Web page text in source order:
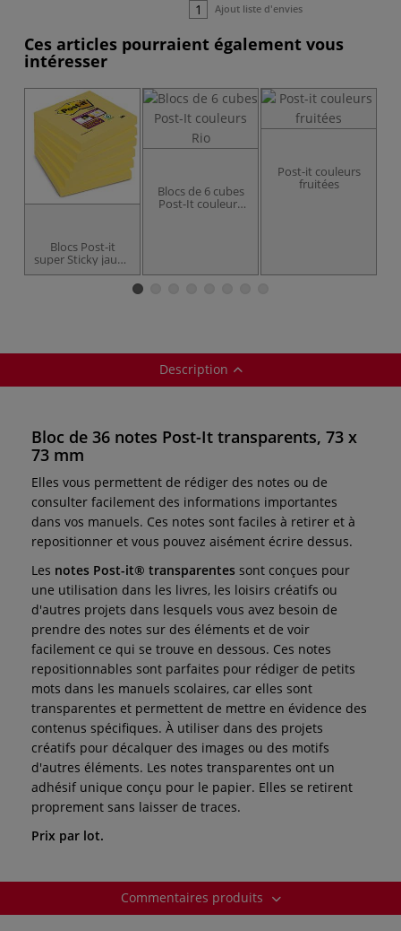
Ajout liste d'envies
Ces articles pourraient également vous
intéresser
Blocs Post-it
super Sticky jaune
pastel
Blocs de 6 cubes
Post-It couleurs
Post-it couleurs
fruitées
Description
Bloc de 36 notes Post-It transparents, 73 x
73 mm
Elles vous permettent de rédiger des notes ou de
consulter facilement des informations importantes
dans vos manuels. Ces notes sont faciles à retirer et à
repositionner et vous pouvez aisément écrire dessus.
Les notes Post-it® transparentes sont conçues pour
une utilisation dans les livres, les loisirs créatifs ou
d'autres projets dans lesquels vous avez besoin de
prendre des notes sur des éléments et de voir
facilement ce qui se trouve en dessous. Ces notes
repositionnables sont parfaites pour rédiger de petits
mots dans les manuels scolaires, car elles sont
transparentes et permettent de mettre en évidence des
contenus spécifiques. À utiliser dans des projets
créatifs pour décalquer des images ou des motifs
d'autres éléments. Les notes transparentes ont un
adhésif unique conçu pour le papier. Elles se retirent
proprement sans laisser de traces.
Prix par lot.
Commentaires produits